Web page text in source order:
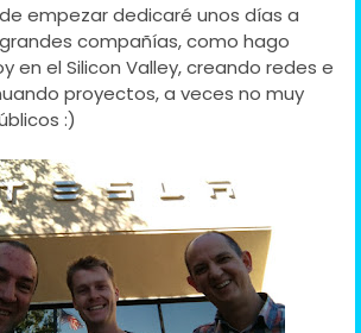
empezar dedicaré unos días a
compañías, como hago
en el Silicon Valley, creando redes e
proyectos, a veces no muy
:)